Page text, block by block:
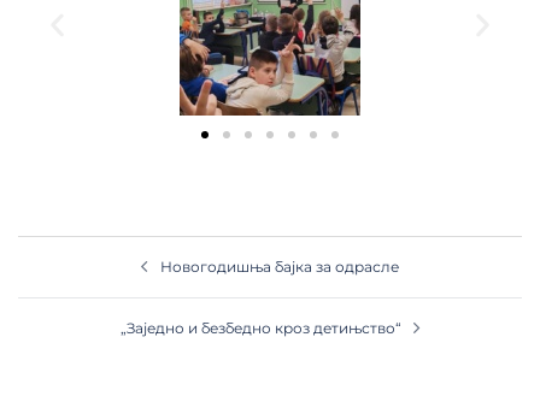
Новогодишња бајка за одрасле
„Заједно и безбедно кроз детињство“